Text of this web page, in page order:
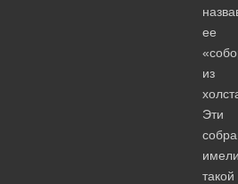
ее
из
Эти
такой